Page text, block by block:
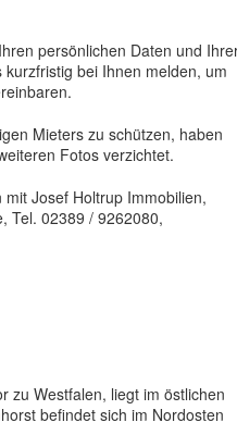
persönlichen Daten und
bei Ihnen melden, um
Mieters zu schützen, haben
Fotos verzichtet.
Josef Holtrup Immobilien,
Tel. 02389 / 9262080,
zu Westfalen, liegt im östlichen
befindet sich im Nordosten